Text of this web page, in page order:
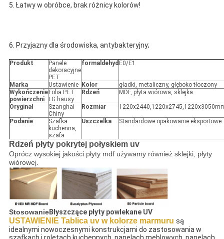
5. Łatwy w obróbce, brak różnicy kolorów!
6. Przyjazny dla środowiska, antybakteryjny;
Produkt
Panele
dekoracyjne
PET
formaldehyd E0/E1
Marka Ustawienie Kolor
gładki, metaliczny, głęboko tłoczony
Wykończenie
powierzchni
Folia PET
LG hausy
Rdzeń MDF, płyta wiórowa, sklejka
Oryginał
Szanghai
Chiny
Rozmiar
Podanie
Szafka
kuchenna,
szafa
Uszczelka Standardowe opakowanie eksportowe
Rdzeń płyty pokrytej połyskiem uv
Oprócz wysokiej jakości płyty mdf używamy również sklejki, płyty
wiórowej.
StosowanieBłyszczące płyty powlekane UV
USTAWIENIE Tablica uv w kolorze marmuru są
idealnymi nowoczesnymi konstrukcjami do zastosowania w
szafkach i roletach kuchennych, panelach meblowych, panelach